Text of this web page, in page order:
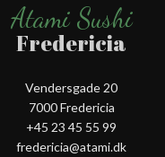
Atami Sushi
Fredericia
Vendersgade 20
7000 Fredericia
+45 23 45 55 99
fredericia@atami.dk